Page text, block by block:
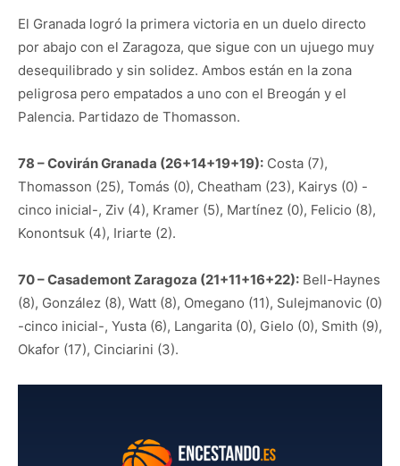
El Granada logró la primera victoria en un duelo directo
por abajo con el Zaragoza, que sigue con un ujuego muy
desequilibrado y sin solidez. Ambos están en la zona
peligrosa pero empatados a uno con el Breogán y el
Palencia. Partidazo de Thomasson.
78 – Covirán Granada (26+14+19+19): Costa (7),
Thomasson (25), Tomás (0), Cheatham (23), Kairys (0) -
cinco inicial-, Ziv (4), Kramer (5), Martínez (0), Felicio (8),
Konontsuk (4), Iriarte (2).
70 – Casademont Zaragoza (21+11+16+22): Bell-Haynes
(8), González (8), Watt (8), Omegano (11), Sulejmanovic (0)
-cinco inicial-, Yusta (6), Langarita (0), Gielo (0), Smith (9),
Okafor (17), Cinciarini (3).